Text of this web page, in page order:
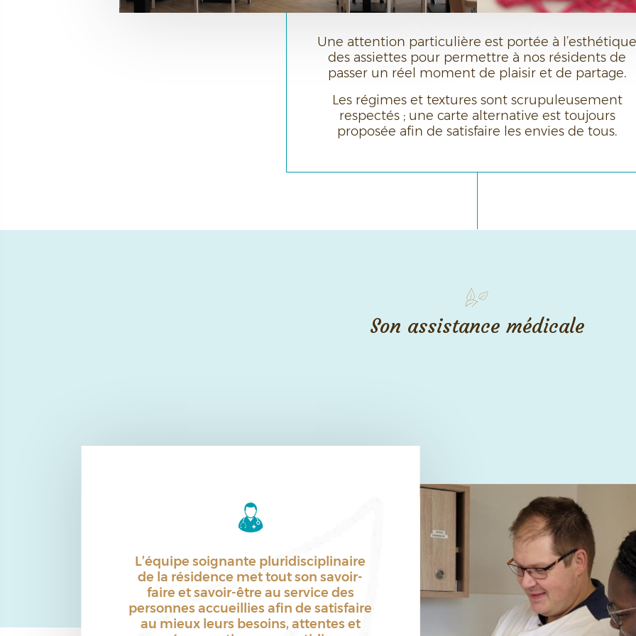
Une attention particulière est portée à l’esthétique
des assiettes pour permettre à nos résidents de
passer un réel moment de plaisir et de partage.
Les régimes et textures sont scrupuleusement
respectés ; une carte alternative est toujours
proposée afin de satisfaire les envies de tous.
Son assistance médicale
L’équipe soignante pluridisciplinaire
de la résidence met tout son savoir-
faire et savoir-être au service des
personnes accueillies afin de satisfaire
au mieux leurs besoins, attentes et